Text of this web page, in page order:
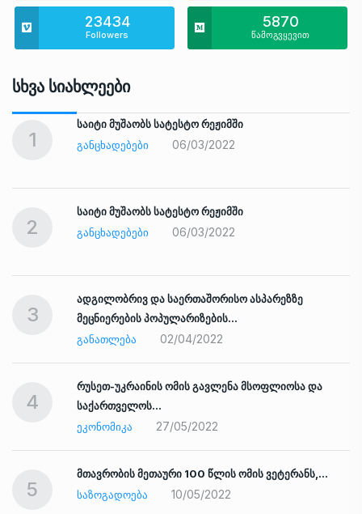
23434
Followers
5870
წამოგვყევით
Სხვა Სიახლეები
1
საიტი მუშაობს სატესტო რეჟიმში
ᲒᲐᲜᲪᲮᲐᲓᲔᲑᲔᲑᲘ
06/03/2022
2
საიტი მუშაობს სატესტო რეჟიმში
ᲒᲐᲜᲪᲮᲐᲓᲔᲑᲔᲑᲘ
06/03/2022
3
ადგილობრივ და საერთაშორისო ასპარეზზე
მეცნიერების პოპულარიზების…
ᲒᲐᲜᲐᲗᲚᲔᲑᲐ
02/04/2022
4
რუსეთ-უკრაინის ომის გავლენა მსოფლიოსა და
საქართველოს…
ᲔᲙᲝᲜᲝᲛᲘᲙᲐ
27/05/2022
5
მთავრობის მეთაური 100 წლის ომის ვეტერანს,…
ᲡᲐᲖᲝᲒᲐᲓᲝᲔᲑᲐ
10/05/2022